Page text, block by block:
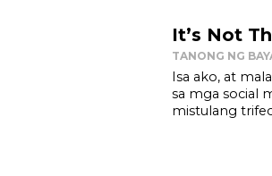
It’s Not
TANONG NG
Isa ako, at
sa mga social
mistulang